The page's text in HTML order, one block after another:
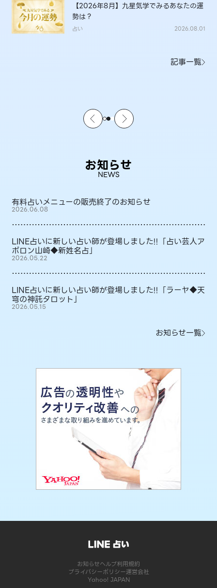
【2026年8月】九星気学でみるあなたの運
勢は？
占い 2026.08.01
記事一覧
お知らせ
NEWS
有料占いメニューの販売終了のお知らせ
2026.06.08
LINE占いに新しい占い師が登場しました!!「占い芸人ア
ポロン山崎◆新姓名占」
2026.05.22
LINE占いに新しい占い師が登場しました!!「ラーヤ◆天
穹の神託タロット」
2026.05.15
お知らせ一覧
お知らせヘルプ利用規約
プライバシーポリシー運営会社
Yahoo! JAPAN